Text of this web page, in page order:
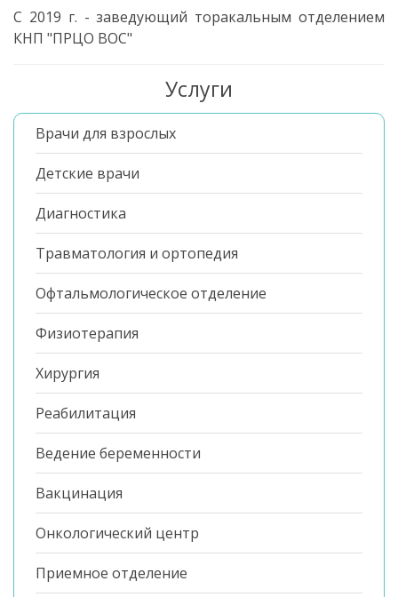
С 2019 г. - заведующий торакальным отделением
КНП "ПРЦО ВОС"
Услуги
Врачи для взрослых
Детские врачи
Диагностика
Травматология и ортопедия
Офтальмологическое отделение
Физиотерапия
Хирургия
Реабилитация
Ведение беременности
Вакцинация
Онкологический центр
Приемное отделение